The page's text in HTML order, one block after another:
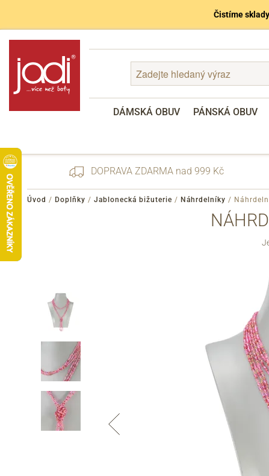
Čistíme
DÁMSKÁ OBUV PÁNSKÁ OBUV
zpracování osobních údajů
DOPRAVA ZDARMA nad 999 Kč
Úvod / Doplňky / Jablonecká bižuterie / Náhrdelníky /